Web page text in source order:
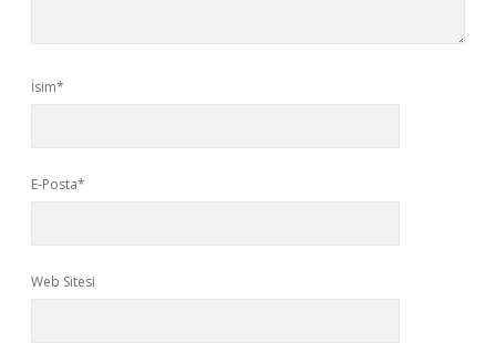
İsim*
E-Posta*
Web Sitesi